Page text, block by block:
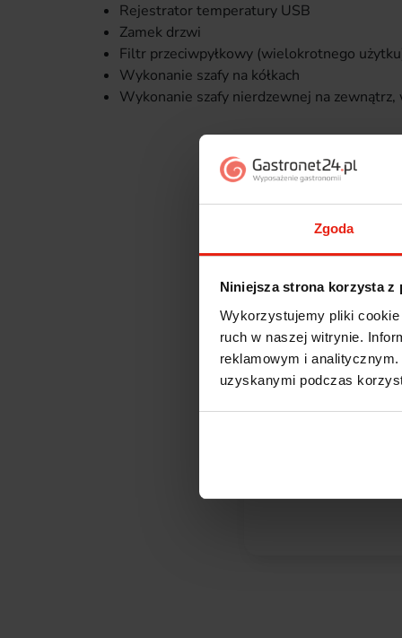
Zgoda
Niniejsza strona korzysta z
Wykorzystujemy pliki
ruch w naszej witrynie.
reklamowym i
uzyskanymi podczas
Rejestrator temperatury USB
Zamek drzwi
Filtr przeciwpyłkowy (wielokrotnego
Wykonanie szafy na kółkach
Wykonanie szafy nierdzewnej na